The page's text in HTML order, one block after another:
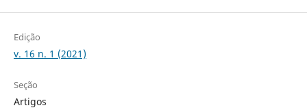
Edição
v. 16 n. 1 (2021)
Seção
Artigos